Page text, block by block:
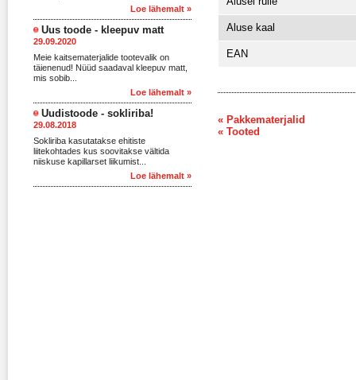
Loe lähemalt »
Uus toode - kleepuv matt
29.09.2020
Meie kaitsematerjalide tootevalik on
täienenud! Nüüd saadaval kleepuv matt,
mis sobib...
Loe lähemalt »
Uudistoode - sokliriba!
29.08.2018
Sokliriba kasutatakse ehitiste
liitekohtades kus soovitakse vältida
niiskuse kapillarset liikumist...
Loe lähemalt »
Aluse kaal
EAN
« Pakkematerjalid
« Tooted